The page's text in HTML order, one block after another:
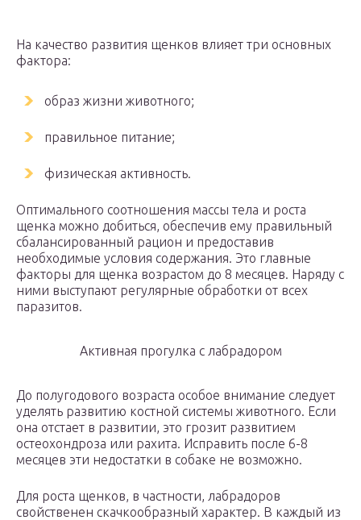
На качество развития щенков влияет три основных
фактора:
образ жизни животного;
правильное питание;
физическая активность.
Оптимального соотношения массы тела и роста
щенка можно добиться, обеспечив ему правильный
сбалансированный рацион и предоставив
необходимые условия содержания. Это главные
факторы для щенка возрастом до 8 месяцев. Наряду с
ними выступают регулярные обработки от всех
паразитов.
Активная прогулка с лабрадором
До полугодового возраста особое внимание следует
уделять развитию костной системы животного. Если
она отстает в развитии, это грозит развитием
остеохондроза или рахита. Исправить после 6-8
месяцев эти недостатки в собаке не возможно.
Для роста щенков, в частности, лабрадоров
свойственен скачкообразный характер. В каждый из